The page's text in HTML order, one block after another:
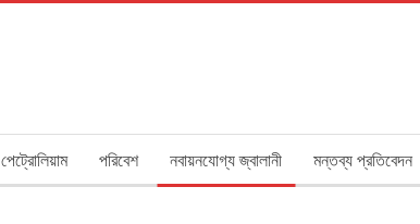
পেট্রোলিয়াম পরিবেশ নবায়নযোগ্য জ্বালানী মন্তব্য প্রতিবেদন